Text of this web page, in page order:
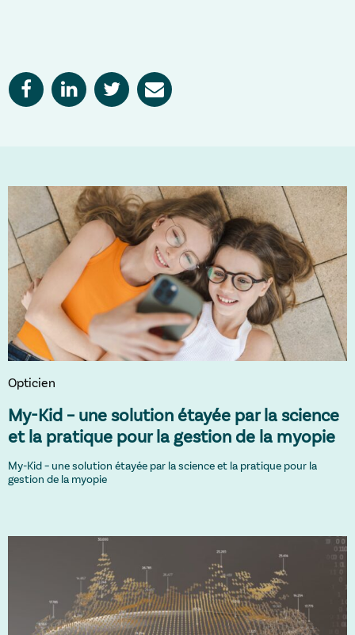
Opticien
My-Kid – une solution étayée par la science
et la pratique pour la gestion de la myopie
My-Kid – une solution étayée par la science et la pratique pour la
gestion de la myopie